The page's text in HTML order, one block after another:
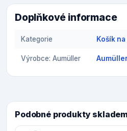
Doplňkové informace
Kategorie Košík
Výrobce: Aumüller
Podobné produkty